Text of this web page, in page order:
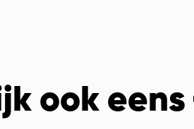
ook eens